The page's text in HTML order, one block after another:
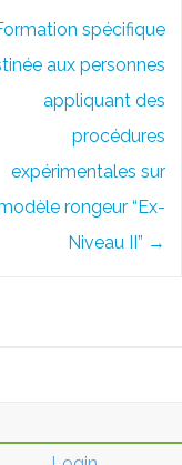
spécifique
aux personnes
appliquant des
procédures
expérimentales sur
rongeur “Ex-
Niveau II” →